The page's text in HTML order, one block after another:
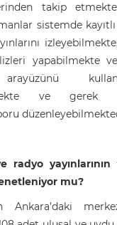
takip
sistemde
yapabilmekte
ve gerek
radyo
mu?
Ankara’daki